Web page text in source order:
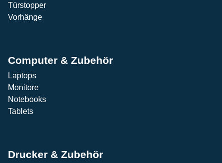
Türstopper
Vorhänge
Computer & Zubehör
Laptops
Monitore
Notebooks
Tablets
Drucker & Zubehör